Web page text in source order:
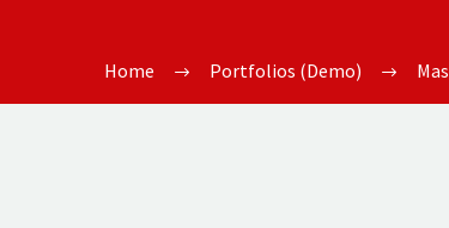
Home Portfolios (Demo)